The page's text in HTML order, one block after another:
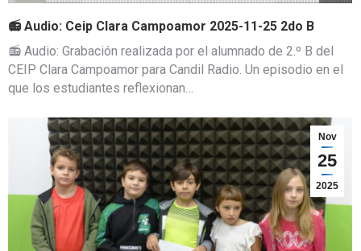
📻 Audio: Ceip Clara Campoamor 2025-11-25 2do B
📻 Audio: Grabación realizada por el alumnado de 2.º B del
CEIP Clara Campoamor para Candil Radio. Un episodio en el
que los estudiantes reflexionan…
Nov
25
2025